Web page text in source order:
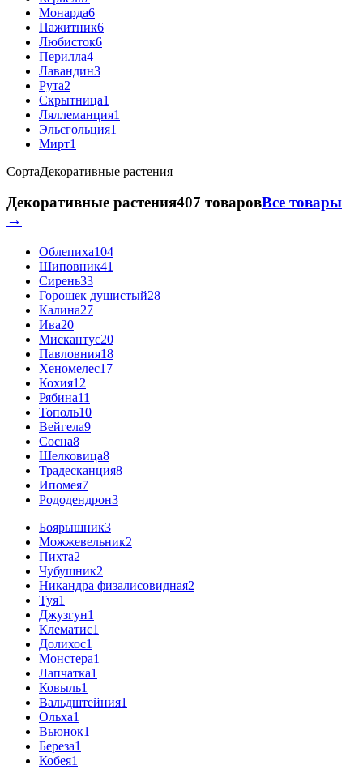
Монарда6
Пажитник6
Любисток6
Перилла4
Лавандин3
Рута2
Скрытница1
Ляллеманция1
Эльсгольция1
Мирт1
СортаДекоративные растения
Декоративные растения407 товаровВсе товары
→
Облепиха104
Шиповник41
Сирень33
Горошек душистый28
Калина27
Ива20
Мискантус20
Павловния18
Хеномелес17
Кохия12
Рябина11
Тополь10
Вейгела9
Сосна8
Шелковица8
Традесканция8
Ипомея7
Рододендрон3
Боярышник3
Можжевельник2
Пихта2
Чубушник2
Никандра физалисовидная2
Туя1
Джузгун1
Клематис1
Долихос1
Монстера1
Лапчатка1
Ковыль1
Вальдштейния1
Ольха1
Вьюнок1
Береза1
Кобея1